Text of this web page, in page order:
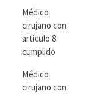
Médico
cirujano con
artículo 8
cumplido
Médico
cirujano con